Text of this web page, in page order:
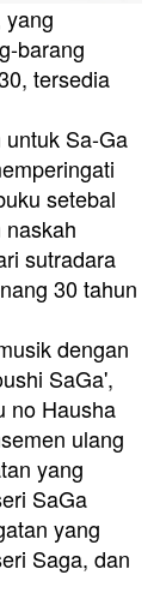
yang
barang
tersedia
Sa-Ga
setebal
sutradara
30 tahun
dengan
SaGa',
no Hausha
ulang
yang
SaGa
yang
Saga, dan